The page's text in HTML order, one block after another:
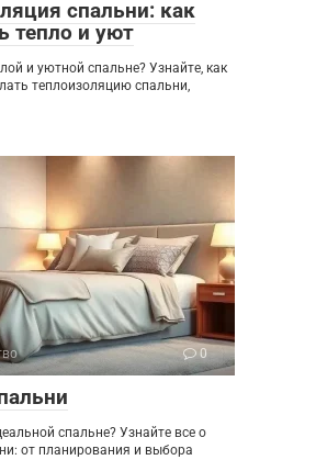
спальни: как
тепло и уют
и уютной спальне? Узнайте, как
теплоизоляцию спальни,
0
спальне? Узнайте все о
от планирования и выбора